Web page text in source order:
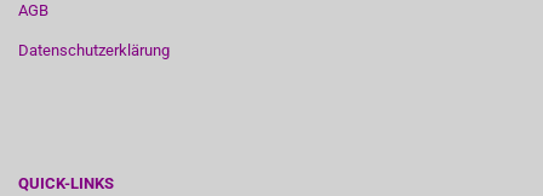
AGB
Datenschutzerklärung
QUICK-LINKS